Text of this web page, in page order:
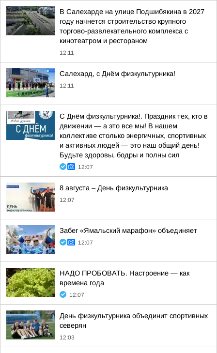
В Салехарде на улице Подшибякина в 2027
году начнется строительство крупного
торгово-развлекательного комплекса с
кинотеатром и рестораном
12:11
Салехард, с Днём физкультурника!
12:11
С Днём физкультурника!. Праздник тех, кто в
движении — а это все мы! В нашем
коллективе столько энергичных, спортивных
и активных людей — это наш общий день!
Будьте здоровы, бодры и полны сил
12:07
8 августа – День физкультурника
12:07
Забег «Ямальский марафон» объединяет
12:07
НАДО ПРОБОВАТЬ. Настроение — как
времена года
12:07
День физкультурника объединит спортивных
северян
12:03